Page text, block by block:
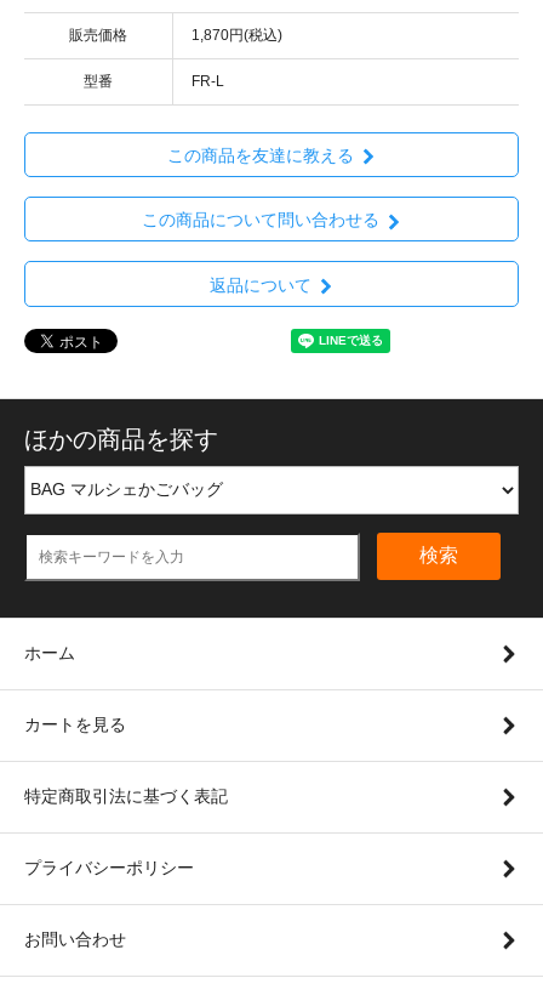
販売価格 1,870円(税込)
型番 FR-L
この商品を友達に教える
この商品について問い合わせる
返品について
ほかの商品を探す
検索
ホーム
カートを見る
特定商取引法に基づく表記
プライバシーポリシー
お問い合わせ